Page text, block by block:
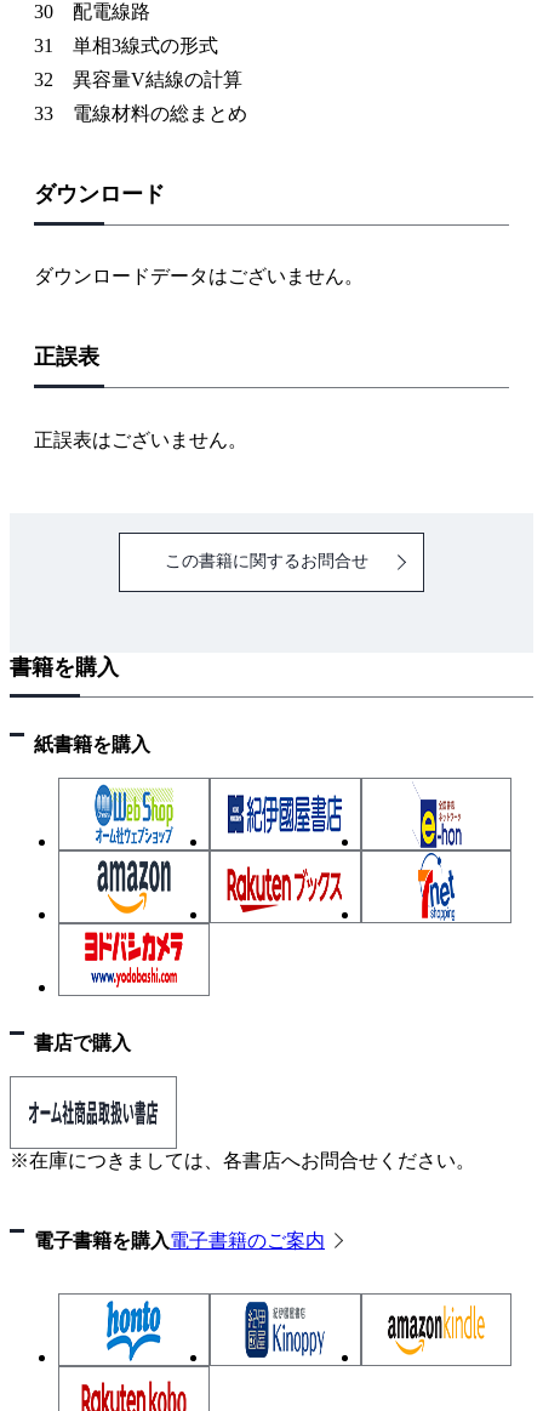
30 配電線路
31 単相3線式の形式
32 異容量V結線の計算
33 電線材料の総まとめ
ダウンロード
ダウンロードデータはございません。
正誤表
正誤表はございません。
この書籍に関するお問合せ
書籍を購入
紙書籍を購入
書店で購入
※在庫につきましては、各書店へお問合せください。
電子書籍を購入電子書籍のご案内